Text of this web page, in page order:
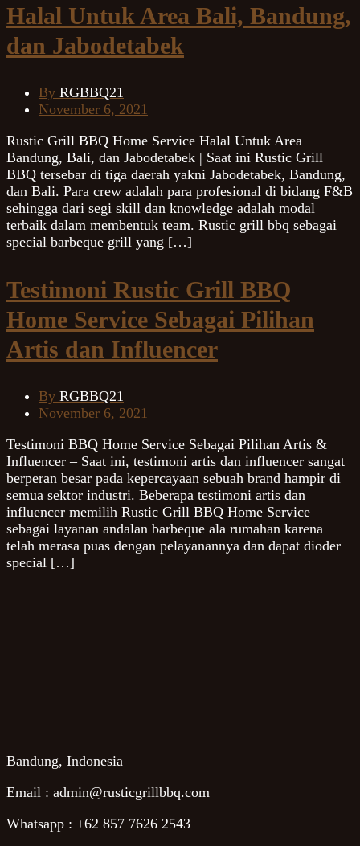
Halal Untuk Area Bali, Bandung,
dan Jabodetabek
By RGBBQ21
November 6, 2021
Rustic Grill BBQ Home Service Halal Untuk Area
Bandung, Bali, dan Jabodetabek | Saat ini Rustic Grill
BBQ tersebar di tiga daerah yakni Jabodetabek, Bandung,
dan Bali. Para crew adalah para profesional di bidang F&B
sehingga dari segi skill dan knowledge adalah modal
terbaik dalam membentuk team. Rustic grill bbq sebagai
special barbeque grill yang […]
Testimoni Rustic Grill BBQ
Home Service Sebagai Pilihan
Artis dan Influencer
By RGBBQ21
November 6, 2021
Testimoni BBQ Home Service Sebagai Pilihan Artis &
Influencer – Saat ini, testimoni artis dan influencer sangat
berperan besar pada kepercayaan sebuah brand hampir di
semua sektor industri. Beberapa testimoni artis dan
influencer memilih Rustic Grill BBQ Home Service
sebagai layanan andalan barbeque ala rumahan karena
telah merasa puas dengan pelayanannya dan dapat dioder
special […]
Bandung, Indonesia
Email : admin@rusticgrillbbq.com
Whatsapp : +62 857 7626 2543